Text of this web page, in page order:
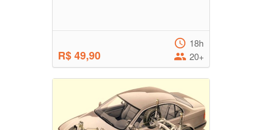
R$ 49,90
18h
20+